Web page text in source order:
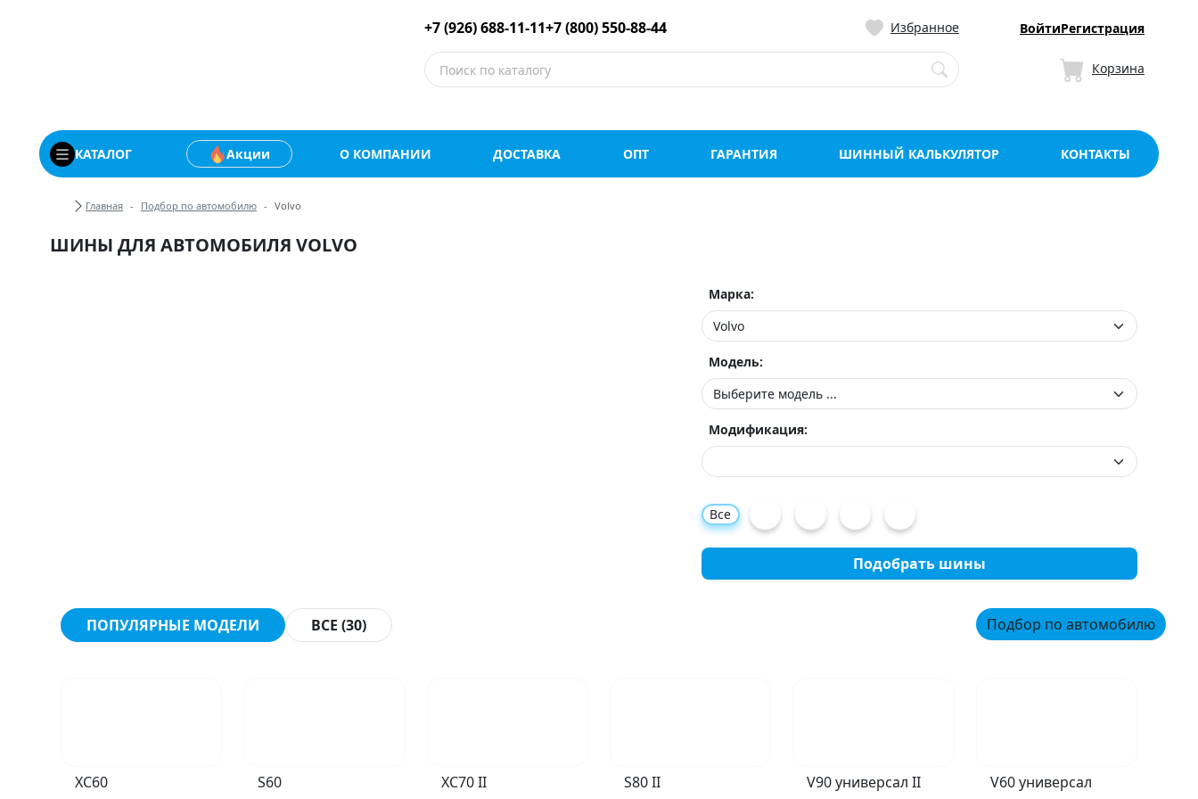
Купить автомобильные шины оптом и в розницу со склада в
+7 (926) 688-11-11+7 (800) 550-88-44 Избранное ВойтиРегистрация
Корзина
КАТАЛОГ Акции О КОМПАНИИ ДОСТАВКА ОПТ ГАРАНТИЯ ШИННЫЙ КАЛЬКУЛЯТОР КОНТАКТЫ
Хлебные крошки
Главная Подбор по автомобилю Volvo
ШИНЫ ДЛЯ АВТОМОБИЛЯ VOLVO
Марка:
Модель:
Модификация:
Все
Подобрать шины
ПОПУЛЯРНЫЕ МОДЕЛИ ВСЕ (30) Подбор по автомобилю
XC60 S60 XC70 II S80 II V90 универсал II V60 универсал